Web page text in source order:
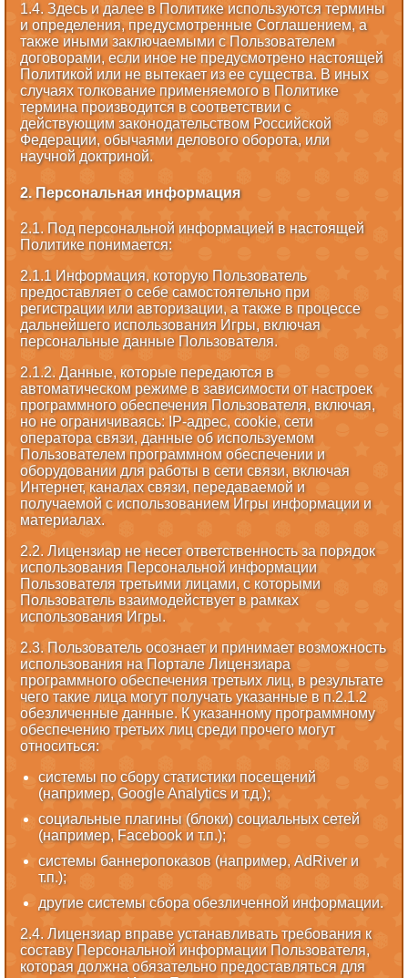
1.4. Здесь и далее в Политике используются термины
и определения, предусмотренные Соглашением, а
также иными заключаемыми с Пользователем
договорами, если иное не предусмотрено настоящей
Политикой или не вытекает из ее существа. В иных
случаях толкование применяемого в Политике
термина производится в соответствии с
действующим законодательством Российской
Федерации, обычаями делового оборота, или
научной доктриной.
2. Персональная информация
2.1. Под персональной информацией в настоящей
Политике понимается:
2.1.1 Информация, которую Пользователь
предоставляет о себе самостоятельно при
регистрации или авторизации, а также в процессе
дальнейшего использования Игры, включая
персональные данные Пользователя.
2.1.2. Данные, которые передаются в
автоматическом режиме в зависимости от настроек
программного обеспечения Пользователя, включая,
но не ограничиваясь: IP-адрес, cookie, сети
оператора связи, данные об используемом
Пользователем программном обеспечении и
оборудовании для работы в сети связи, включая
Интернет, каналах связи, передаваемой и
получаемой с использованием Игры информации и
материалах.
2.2. Лицензиар не несет ответственность за порядок
использования Персональной информации
Пользователя третьими лицами, с которыми
Пользователь взаимодействует в рамках
использования Игры.
2.3. Пользователь осознает и принимает возможность
использования на Портале Лицензиара
программного обеспечения третьих лиц, в результате
чего такие лица могут получать указанные в п.2.1.2
обезличенные данные. К указанному программному
обеспечению третьих лиц среди прочего могут
относиться:
системы по сбору статистики посещений
(например, Google Analytics и т.д.);
социальные плагины (блоки) социальных сетей
(например, Facebook и т.п.);
системы баннеропоказов (например, AdRiver и
т.п.);
другие системы сбора обезличенной информации.
2.4. Лицензиар вправе устанавливать требования к
составу Персональной информации Пользователя,
которая должна обязательно предоставляться для